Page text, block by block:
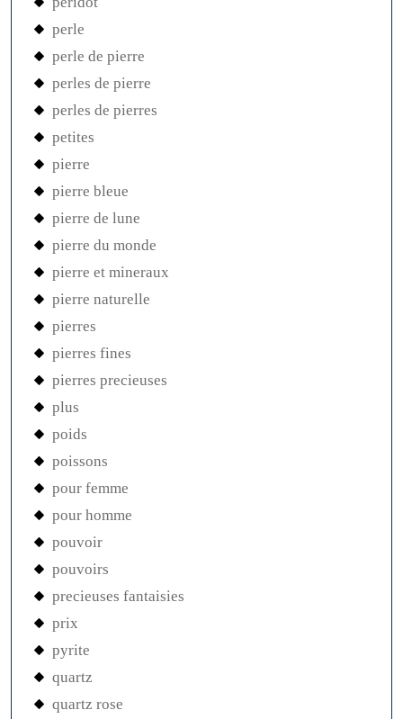
perle
perle de pierre
perles de pierre
perles de pierres
petites
pierre
pierre bleue
pierre de lune
pierre du monde
pierre et mineraux
pierre naturelle
pierres
pierres fines
pierres precieuses
plus
poids
poissons
pour femme
pour homme
pouvoir
pouvoirs
precieuses fantaisies
prix
pyrite
quartz
quartz rose